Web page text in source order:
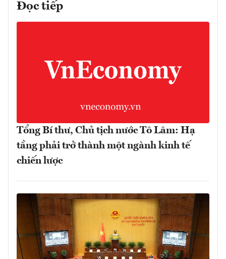
Đọc tiếp
Tổng Bí thư, Chủ tịch nước Tô Lâm: Hạ
tầng phải trở thành một ngành kinh tế
chiến lược